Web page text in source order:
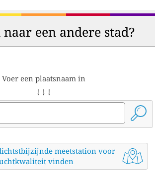
naar een andere stad?
Voer een plaatsnaam in
↓ ↓ ↓
meetstation voor
vinden